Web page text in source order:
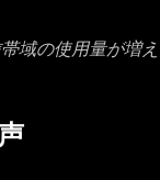
域の使用量が増